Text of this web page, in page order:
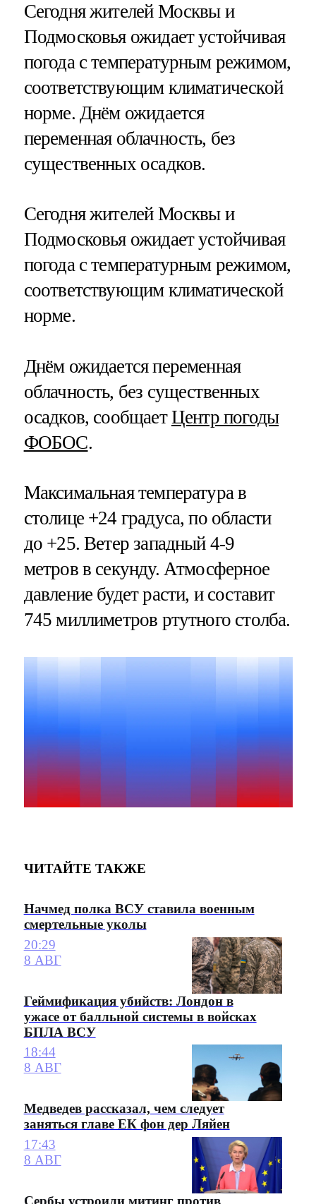
Сегодня жителей Москвы и
Подмосковья ожидает устойчивая
погода с температурным режимом,
соответствующим климатической
норме. Днём ожидается
переменная облачность, без
существенных осадков.
Сегодня жителей Москвы и
Подмосковья ожидает устойчивая
погода с температурным режимом,
соответствующим климатической
норме.
Днём ожидается переменная
облачность, без существенных
осадков, сообщаетЦентр погоды
ФОБОС.
Максимальная температура в
столице +24 градуса, по области
до +25. Ветер западный 4-9
метров в секунду. Атмосферное
давление будет расти, и составит
745 миллиметров ртутного столба.
ЧИТАЙТЕ ТАКЖЕ
Начмед полка ВСУ ставила военным
смертельные уколы
20:29
8 АВГ
Геймификация убийств: Лондон в
ужасе от балльной системы в войсках
БПЛА ВСУ
18:44
8 АВГ
Медведев рассказал, чем следует
заняться главе ЕК фон дер Ляйен
17:43
8 АВГ
Сербы устроили митинг против